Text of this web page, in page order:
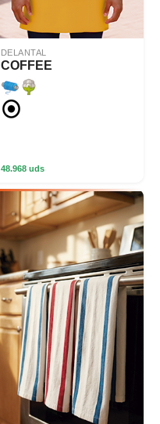
DELANTAL
COFFEE
48.968 uds